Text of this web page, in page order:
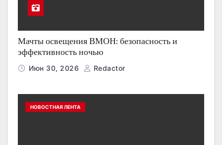
Мачты освещения ВМОН: безопасность и
эффективность ночью
Июн 30, 2026 Redactor
НОВОСТНАЯ ЛЕНТА